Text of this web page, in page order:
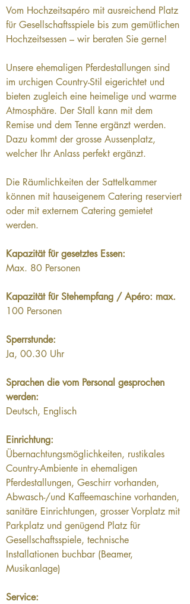
Vom Hochzeitsapéro mit ausreichend Platz
für Gesellschaftsspiele bis zum gemütlichen
Hochzeitsessen – wir beraten Sie gerne!
Unsere ehemaligen Pferdestallungen sind
im urchigen Country-Stil eigerichtet und
bieten zugleich eine heimelige und warme
Atmosphäre. Der Stall kann mit dem
Remise und dem Tenne ergänzt werden.
Dazu kommt der grosse Aussenplatz,
welcher Ihr Anlass perfekt ergänzt.
Die Räumlichkeiten der Sattelkammer
können mit hauseigenem Catering reserviert
oder mit externem Catering gemietet
werden.
Kapazität für gesetztes Essen:
Max. 80 Personen
Kapazität für Stehempfang / Apéro: max.
100 Personen
Sperrstunde:
Ja, 00.30 Uhr
Sprachen die vom Personal gesprochen
werden:
Deutsch, Englisch
Einrichtung:
Übernachtungsmöglichkeiten, rustikales
Country-Ambiente in ehemaligen
Pferdestallungen, Geschirr vorhanden,
Abwasch-/und Kaffeemaschine vorhanden,
sanitäre Einrichtungen, grosser Vorplatz mit
Parkplatz und genügend Platz für
Gesellschaftsspiele, technische
Installationen buchbar (Beamer,
Musikanlage)
Service: